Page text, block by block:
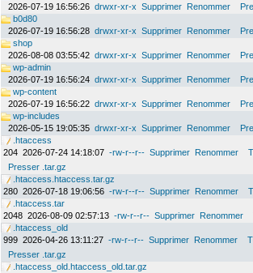
2026-07-19 16:56:26 drwxr-xr-x Supprimer Renommer
b0d80
2026-07-19 16:56:28 drwxr-xr-x Supprimer Renommer
shop
2026-08-08 03:55:42 drwxr-xr-x Supprimer Renommer
wp-admin
2026-07-19 16:56:24 drwxr-xr-x Supprimer Renommer
wp-content
2026-07-19 16:56:22 drwxr-xr-x Supprimer Renommer
wp-includes
2026-05-15 19:05:35 drwxr-xr-x Supprimer Renommer
.htaccess
204 2026-07-24 14:18:07 -rw-r--r-- Supprimer Renommer
Presser .tar.gz
.htaccess.htaccess.tar.gz
280 2026-07-18 19:06:56 -rw-r--r-- Supprimer Renommer
.htaccess.tar
2048 2026-08-09 02:57:13 -rw-r--r-- Supprimer Renommer
.htaccess_old
999 2026-04-26 13:11:27 -rw-r--r-- Supprimer Renommer
Presser .tar.gz
.htaccess_old.htaccess_old.tar.gz